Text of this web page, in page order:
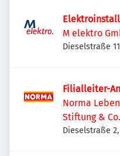
M elektro
Dieselstraße
Filialleiter-
Norma
Stiftung &
Dieselstraße